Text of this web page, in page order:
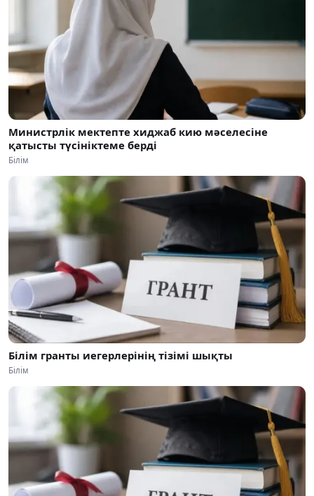
Министрлік мектепте хиджаб кию мәселесіне
қатысты түсініктеме берді
Білім
Білім гранты иегерлерінің тізімі шықты
Білім